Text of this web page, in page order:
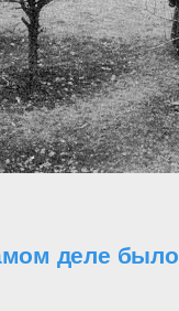
деле было